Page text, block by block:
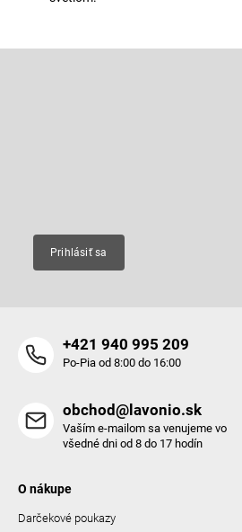
Prihlásiť sa
+421 940 995 209
Po-Pia od 8:00 do 16:00
obchod@lavonio.sk
Vaším e-mailom sa venujeme vo
všedné dni od 8 do 17 hodín
O nákupe
Darčekové poukazy